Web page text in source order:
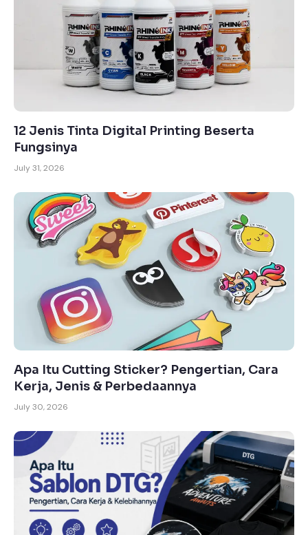
12 Jenis Tinta Digital Printing Beserta
Fungsinya
July 31, 2026
Apa Itu Cutting Sticker? Pengertian, Cara
Kerja, Jenis & Perbedaannya
July 30, 2026